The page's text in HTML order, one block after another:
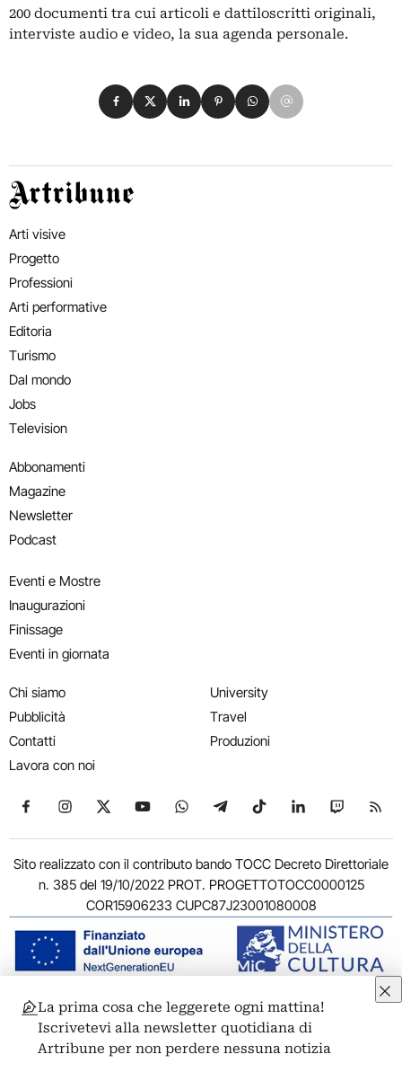
200 documenti tra cui articoli e dattiloscritti originali,
interviste audio e video, la sua agenda personale.
Condividi su Facebook
Condividi su X
Condividi su LinkedIn
Condividi su Pinterest
Condividi su WhatsApp
Condividi su Email
Artribune
Arti visive
Progetto
Professioni
Arti performative
Editoria
Turismo
Dal mondo
Jobs
Television
Abbonamenti
Magazine
Newsletter
Podcast
Eventi e Mostre
Inaugurazioni
Finissage
Eventi in giornata
Chi siamo
Pubblicità
Contatti
Lavora con noi
University
Travel
Produzioni
Seguici su Facebook
Seguici su Instagram
Seguici su X
Seguici su YouTube
Seguici su WhatsApp
Seguici su Telegram
Seguici su TikTok
Seguici su
Seguici
Sito realizzato con il contributo bando TOCC Decreto Direttoriale
n. 385 del 19/10/2022 PROT. PROGETTOTOCC0000125
COR15906233 CUPC87J23001080008
© 2011-2026 ARTRIBUNE srl – Corso Vittorio Emanuele II, 287 –
00186 Roma - P.I. 11381581005
Privacy: Responsabile della protezione dei dati personali
La prima cosa che leggerete ogni mattina!
Iscrivetevi alla newsletter quotidiana di
Artribune per non perdere nessuna notizia